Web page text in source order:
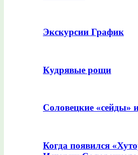
Экскурсии График
Кудрявые рощи
Соловецкие «сейды»
Когда появился